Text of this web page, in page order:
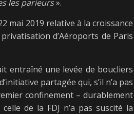
les parieurs».
mai 2019 relative à la croissance
d’Aéroports de Paris
entraîné une levée de boucliers
partagée qui, s’il n’a pas
confinement – durablement
celle de la FDJ n’a pas suscité la